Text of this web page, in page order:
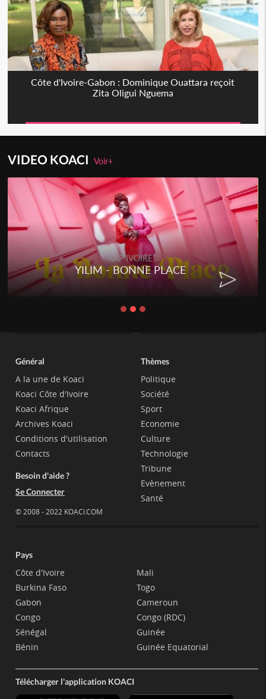
Côte d'Ivoire-Gabon : Dominique Ouattara reçoit
Zita Oligui Nguema
VIDEO KOACIVoir+
RAP IVOIRE
YILIM - BONNE PLACE
Général
A la une de Koaci
Koaci Côte d'Ivoire
Koaci Afrique
Archives Koaci
Conditions d'utilisation
Contacts
Besoin d'aide ?
Se Connecter
© 2008 - 2022 KOACI.COM
Thèmes
Politique
Société
Sport
Economie
Culture
Technologie
Tribune
Evènement
Santé
Pays
Côte d'Ivoire
Burkina Faso
Gabon
Congo
Sénégal
Bénin
Mali
Togo
Cameroun
Congo (RDC)
Guinée
Guinée Equatorial
Télécharger l'application KOACI